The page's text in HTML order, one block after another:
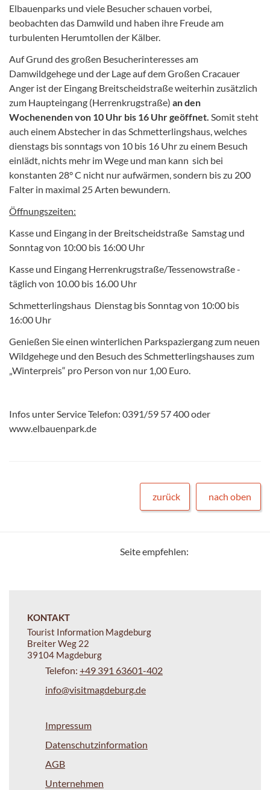
Elbauenparks und viele Besucher schauen vorbei,
beobachten das Damwild und haben ihre Freude am
turbulenten Herumtollen der Kälber.
Auf Grund des großen Besucherinteresses am
Damwildgehege und der Lage auf dem Großen Cracauer
Anger ist der Eingang Breitscheidstraße weiterhin zusätzlich
zum Haupteingang (Herrenkrugstraße) an den
Wochenenden von 10 Uhr bis 16 Uhr geöffnet. Somit steht
auch einem Abstecher in das Schmetterlingshaus, welches
dienstags bis sonntags von 10 bis 16 Uhr zu einem Besuch
einlädt, nichts mehr im Wege und man kann sich bei
konstanten 28° C nicht nur aufwärmen, sondern bis zu 200
Falter in maximal 25 Arten bewundern.
Öffnungszeiten:
Kasse und Eingang in der Breitscheidstraße  Samstag und
Sonntag von 10:00 bis 16:00 Uhr
Kasse und Eingang Herrenkrugstraße/Tessenowstraße -
täglich von 10.00 bis 16.00 Uhr
Schmetterlingshaus  Dienstag bis Sonntag von 10:00 bis
16:00 Uhr
Genießen Sie einen winterlichen Parkspaziergang zum neuen
Wildgehege und den Besuch des Schmetterlingshauses zum
„Winterpreis“ pro Person von nur 1,00 Euro.
Infos unter Service Telefon: 0391/59 57 400 oder
www.elbauenpark.de
zurück nach oben
Seite empfehlen:
KONTAKT
Tourist Information Magdeburg
Breiter Weg 22
39104 Magdeburg
Telefon: +49 391 63601-402
info@visitmagdeburg.de
Impressum
Datenschutzinformation
AGB
Unternehmen